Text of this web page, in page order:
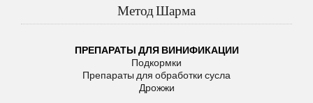
Метод Шарма
ПРЕПАРАТЫ ДЛЯ ВИНИФИКАЦИИ
Подкормки
Препараты для обработки сусла
Дрожжи